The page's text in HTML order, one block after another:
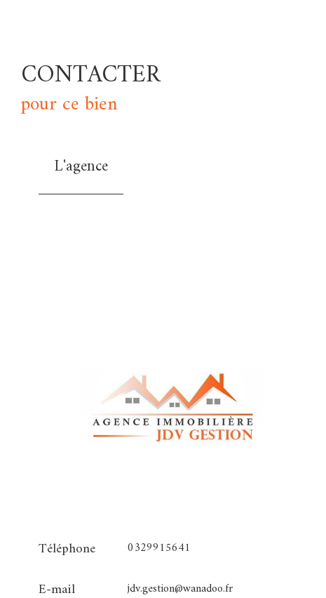
CONTACTER
pour ce bien
L'agence
Téléphone 0329915641
E-mail jdv.gestion@wanadoo.fr